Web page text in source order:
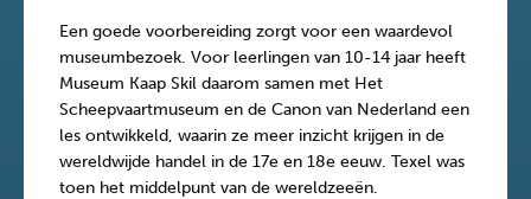
Een goede voorbereiding zorgt voor een waardevol
museumbezoek. Voor leerlingen van 10-14 jaar heeft
Museum Kaap Skil daarom samen met Het
Scheepvaartmuseum en de Canon van Nederland een
les ontwikkeld, waarin ze meer inzicht krijgen in de
wereldwijde handel in de 17e en 18e eeuw. Texel was
toen het middelpunt van de wereldzeeën.